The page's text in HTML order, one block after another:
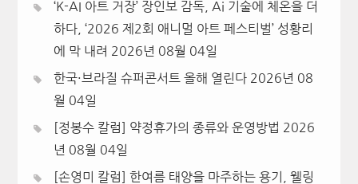
‘K-AI 아트 거장’ 장인보 감독, Ai 기술에 체온을 더
하다, ‘2026 제2회 애니멀 아트 페스티벌’ 성황리
에 막 내려 2026년 08월 04일
한국·브라질 슈퍼콘서트 올해 열린다 2026년 08
월 04일
[정봉수 칼럼] 약정휴가의 종류와 운영방법 2026
년 08월 04일
[손영미 칼럼] 한여름 태양을 마주하는 용기, 웰링